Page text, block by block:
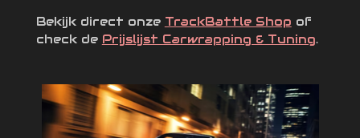
Bekijk direct onze TrackBattle Shop of
check de Prijslijst Carwrapping & Tuning.